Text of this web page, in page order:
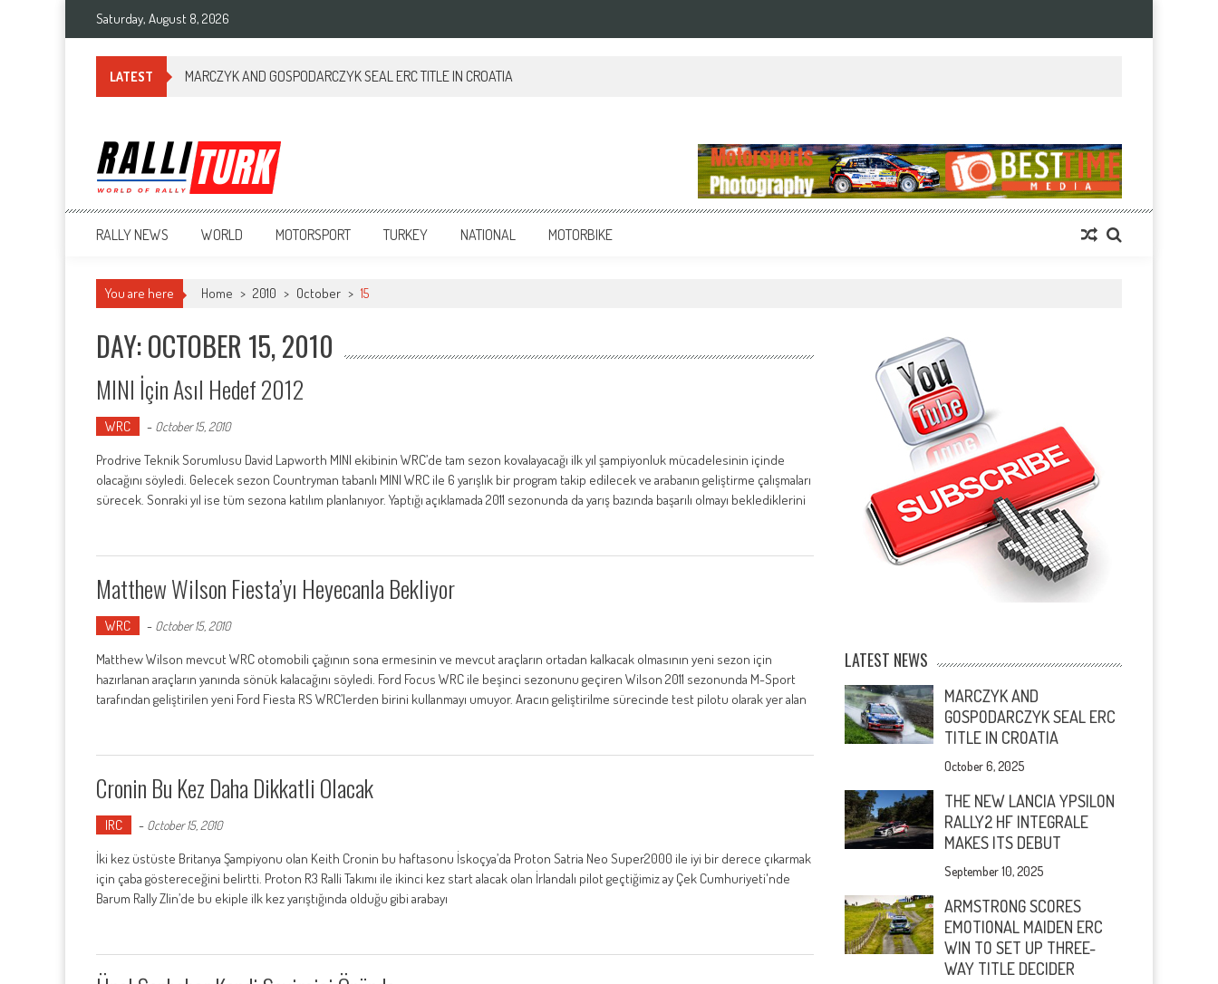
Saturday, August 8, 2026
LATEST MARCZYK AND GOSPODARCZYK SEAL ERC TITLE IN CROATIA
RalliTurk
World of Rally
RALLY NEWS WORLD MOTORSPORT TURKEY NATIONAL MOTORBIKE
You are here Home > 2010 > October > 15
DAY: OCTOBER 15, 2010
MINI İçin Asıl Hedef 2012
WRC - October 15, 2010
Prodrive Teknik Sorumlusu David Lapworth MINI ekibinin WRC’de tam sezon kovalayacağı ilk yıl şampiyonluk mücadelesinin içinde
olacağını söyledi. Gelecek sezon Countryman tabanlı MINI WRC ile 6 yarışlık bir program takip edilecek ve arabanın geliştirme çalışmaları
sürecek. Sonraki yıl ise tüm sezona katılım planlanıyor. Yaptığı açıklamada 2011 sezonunda da yarış bazında başarılı olmayı beklediklerini
Matthew Wilson Fiesta’yı Heyecanla Bekliyor
WRC - October 15, 2010
Matthew Wilson mevcut WRC otomobili çağının sona ermesinin ve mevcut araçların ortadan kalkacak olmasının yeni sezon için
hazırlanan araçların yanında sönük kalacağını söyledi. Ford Focus WRC ile beşinci sezonunu geçiren Wilson 2011 sezonunda M-Sport
tarafından geliştirilen yeni Ford Fiesta RS WRC’lerden birini kullanmayı umuyor. Aracın geliştirilme sürecinde test pilotu olarak yer alan
Cronin Bu Kez Daha Dikkatli Olacak
IRC - October 15, 2010
İki kez üstüste Britanya Şampiyonu olan Keith Cronin bu haftasonu İskoçya’da Proton Satria Neo Super2000 ile iyi bir derece çıkarmak
için çaba göstereceğini belirtti. Proton R3 Ralli Takımı ile ikinci kez start alacak olan İrlandalı pilot geçtiğimiz ay Çek Cumhuriyeti'nde
Barum Rally Zlin’de bu ekiple ilk kez yarıştığında olduğu gibi arabayı
LATEST NEWS
MARCZYK AND
GOSPODARCZYK SEAL ERC
TITLE IN CROATIA
October 6, 2025
THE NEW LANCIA YPSILON
RALLY2 HF INTEGRALE
MAKES ITS DEBUT
September 10, 2025
ARMSTRONG SCORES
EMOTIONAL MAIDEN ERC
WIN TO SET UP THREE-
WAY TITLE DECIDER